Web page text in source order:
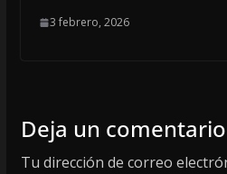
3 febrero, 2026
Deja un comentario
Tu dirección de correo